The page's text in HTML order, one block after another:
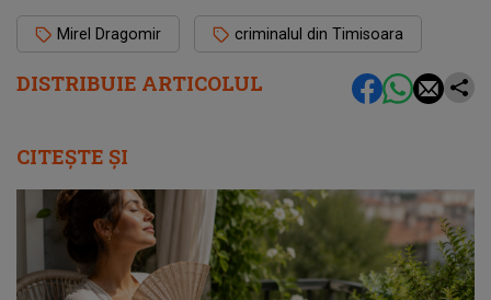
DISTRIBUIE ARTICOLUL
Mirel Dragomir criminalul din Timisoara
CITEȘTE ȘI